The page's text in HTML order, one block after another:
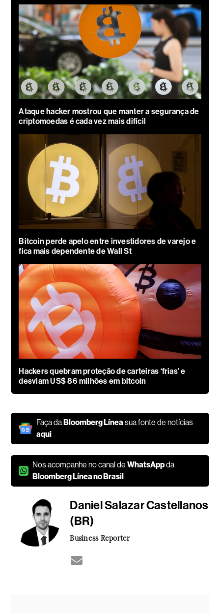
Ataque hacker mostrou que manter a segurança de
criptomoedas é cada vez mais difícil
Bitcoin perde apelo entre investidores de varejo e
fica mais dependente de Wall St
Hackers quebram proteção de carteiras ‘frias’ e
desviam US$ 86 milhões em bitcoin
Faça daBloomberg Línea sua fonte de notícias
aqui
Nos acompanhe no canal deWhatsAppda
Bloomberg Línea no Brasil
Daniel Salazar Castellanos
(BR)
Business Reporter